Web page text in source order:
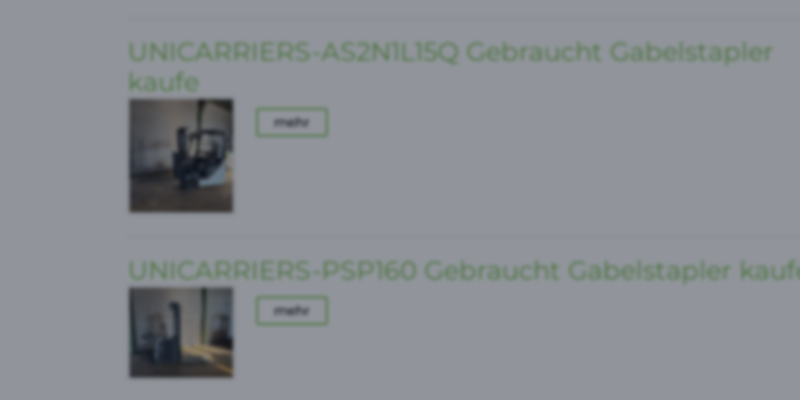
UNICARRIERS-AS2N1L15Q Gebraucht Gabelstapler
kaufe
mehr
UNICARRIERS-PSP160 Gebraucht Gabelstapler
mehr